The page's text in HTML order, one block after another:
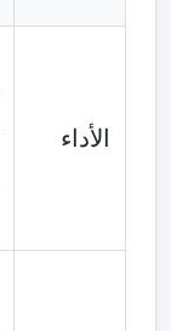
الأداء